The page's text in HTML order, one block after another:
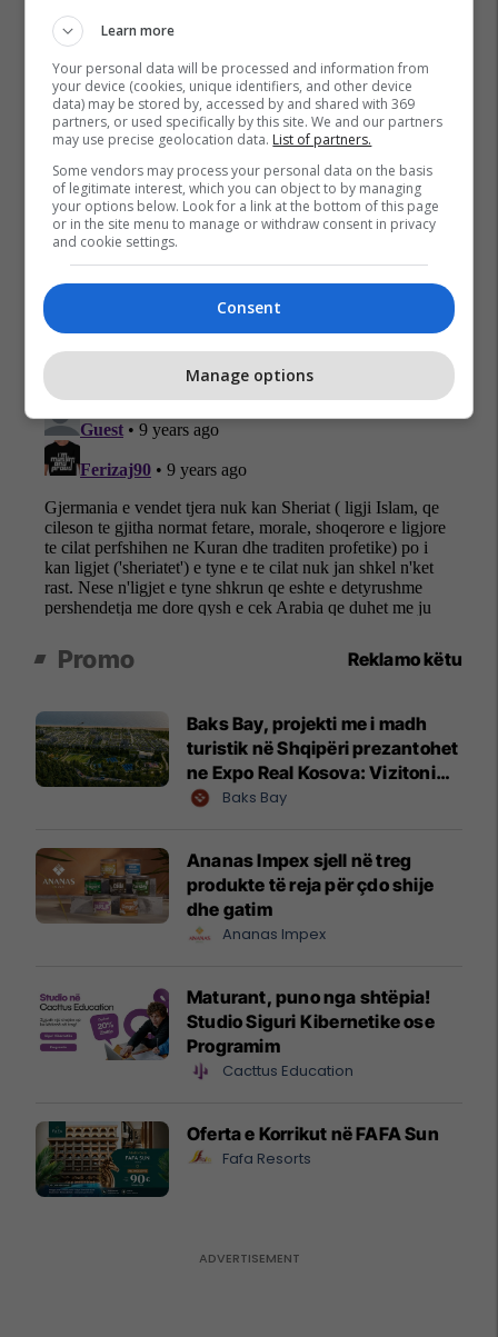
Promo Reklamo këtu
Baks Bay, projekti me i madh
turistik në Shqipëri prezantohet
ne Expo Real Kosova: Vizitoni
shtandin dhe zbuloni
Baks Bay
Ananas Impex sjell në treg
produkte të reja për çdo shije
dhe gatim
Ananas Impex
Maturant, puno nga shtëpia!
Studio Siguri Kibernetike ose
Programim
Cacttus Education
Oferta e Korrikut në FAFA Sun
Fafa Resorts
Learn more
Your personal data will be processed and information from
your device (cookies, unique identifiers, and other device
data) may be stored by, accessed by and shared with 369
partners, or used specifically by this site. We and our partners
may use precise geolocation data. List of partners.
Some vendors may process your personal data on the basis
of legitimate interest, which you can object to by managing
your options below. Look for a link at the bottom of this page
or in the site menu to manage or withdraw consent in privacy
and cookie settings.
Consent
Manage options